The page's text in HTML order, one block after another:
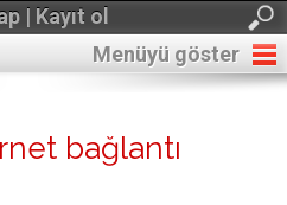
| Kayıt ol
Menüyü göster
bağlantı